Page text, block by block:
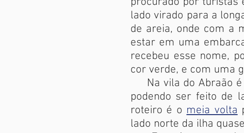
lado virado para a
de areia, onde com a
estar em uma
recebeu esse nome,
cor verde, e com uma
Na vila do Abraão é
podendo ser feito de
roteiro é o meia volta
lado norte da ilha